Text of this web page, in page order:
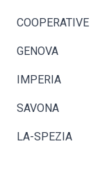
COOPERATIVE
GENOVA
IMPERIA
SAVONA
LA-SPEZIA